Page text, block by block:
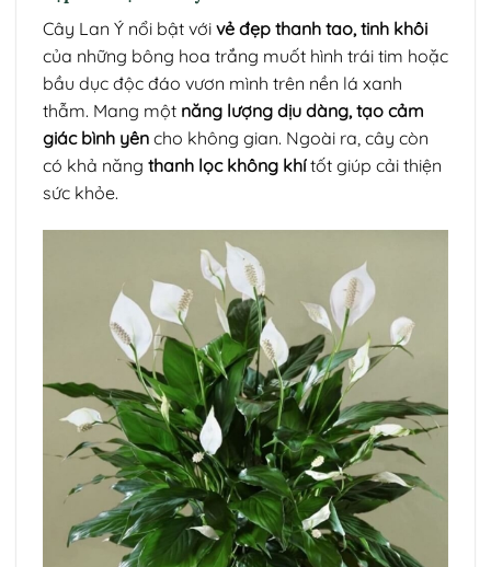
Cây Lan Ý nổi bật với vẻ đẹp thanh tao, tinh khôi
của những bông hoa trắng muốt hình trái tim hoặc
bầu dục độc đáo vươn mình trên nền lá xanh
thẫm. Mang một năng lượng dịu dàng, tạo cảm
giác bình yên cho không gian. Ngoài ra, cây còn
có khả năng thanh lọc không khítốt giúp cải thiện
sức khỏe.